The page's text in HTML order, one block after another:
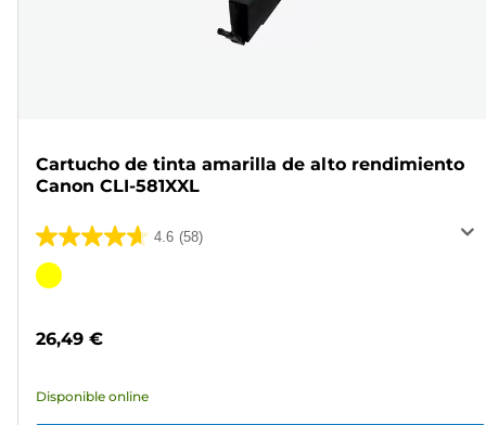
Cartucho de tinta amarilla de alto rendimiento
Canon CLI-581XXL
4.6 (58)
4.6
de
58
Cartucho
color
26,49 €
Disponible online